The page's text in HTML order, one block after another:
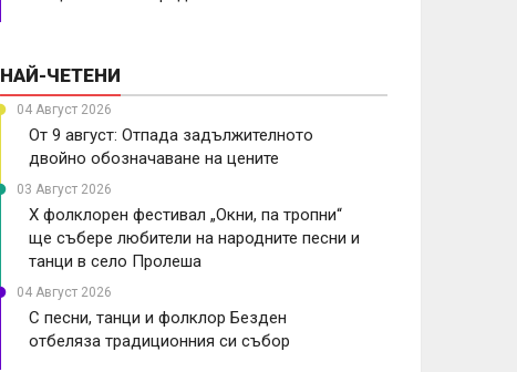
НАЙ-ЧЕТЕНИ
04 Август 2026
От 9 август: Отпада задължителното
двойно обозначаване на цените
03 Август 2026
X фолклорен фестивал „Окни, па тропни“
ще събере любители на народните песни и
танци в село Пролеша
04 Август 2026
С песни, танци и фолклор Безден
отбеляза традиционния си събор